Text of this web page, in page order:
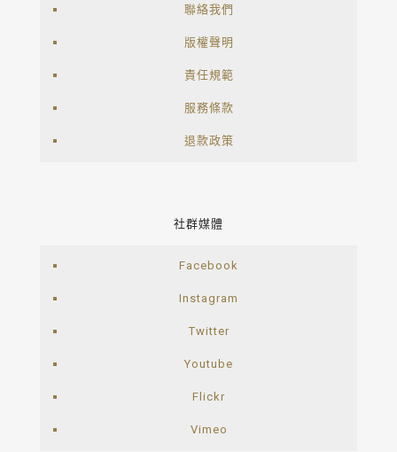
聯絡我們
版權聲明
責任規範
服務條款
退款政策
社群媒體
Facebook
Instagram
Twitter
Youtube
Flickr
Vimeo